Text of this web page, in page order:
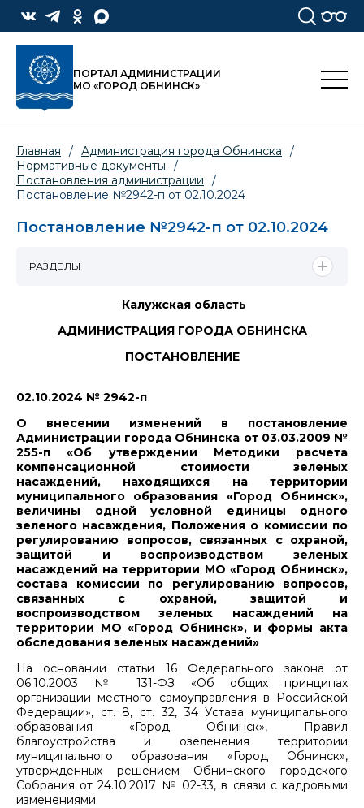
ПОРТАЛ АДМИНИСТРАЦИИ
МО «ГОРОД ОБНИНСК»
Главная / Администрация города Обнинска
/
Нормативные документы
/
Постановления администрации
/
Постановление №2942-п от 02.10.2024
Постановление №2942-п от 02.10.2024
Калужская область
АДМИНИСТРАЦИЯ ГОРОДА ОБНИНСКА
ПОСТАНОВЛЕНИЕ
02.10.2024 № 2942-п
О внесении изменений в постановление
Администрации города Обнинска от 03.03.2009 №
255-п «Об утверждении Методики расчета
компенсационной стоимости зеленых
насаждений, находящихся на территории
муниципального образования «Город Обнинск»,
величины одной условной единицы одного
зеленого насаждения, Положения о комиссии по
регулированию вопросов, связанных с охраной,
защитой и воспроизводством зеленых
насаждений на территории МО «Город Обнинск»,
состава комиссии по регулированию вопросов,
связанных с охраной, защитой и
воспроизводством зеленых насаждений на
территории МО «Город Обнинск», и формы акта
обследования зеленых насаждений»
На основании статьи 16 Федерального закона от
06.10.2003 № 131-ФЗ «Об общих принципах
организации местного самоуправления в Российской
Федерации», ст. 8, ст. 32, 34 Устава муниципального
образования «Город Обнинск», Правил
благоустройства и озеленения территории
муниципального образования «Город Обнинск»,
утвержденных решением Обнинского городского
Собрания от 24.10.2017 № 02-33, в связи с кадровыми
изменениями
РАЗДЕЛЫ